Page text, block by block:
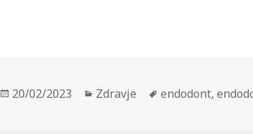
Posted
20/02/2023 Categories
Zdravje Tags
endodont,